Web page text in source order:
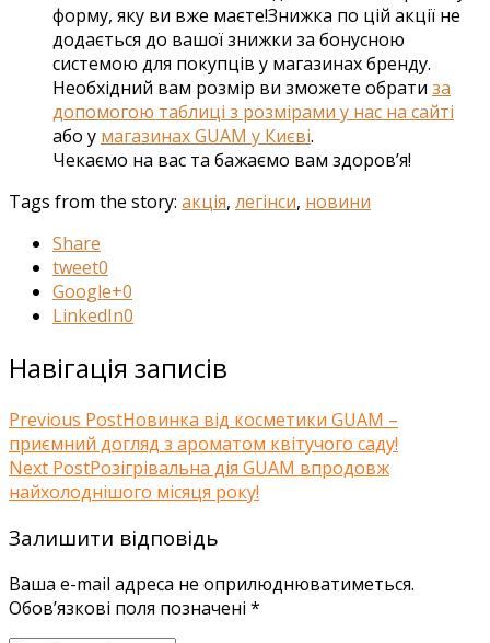
форму, яку ви вже маєте!Знижка по цій акції не
додається до вашої знижки за бонусною
системою для покупців у магазинах бренду.
Необхідний вам розмір ви зможете обрати за
допомогою таблиці з розмірами у нас на сайті
або у магазинах GUAM у Києві.
Чекаємо на вас та бажаємо вам здоров’я!
Tags from the story: акція, легінси, новини
Share
tweet0
Google+0
LinkedIn0
Навігація записів
Previous PostНовинка від косметики GUAM –
приємний догляд з ароматом квітучого саду!
Next PostРозігрівальна дія GUAM впродовж
найхолоднішого місяця року!
Залишити відповідь
Ваша e-mail адреса не оприлюднюватиметься.
Обов’язкові поля позначені *